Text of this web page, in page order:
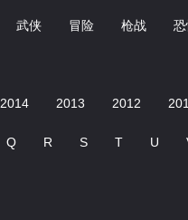
武侠 冒险 枪战
2014 2013 2012
Q R S T U